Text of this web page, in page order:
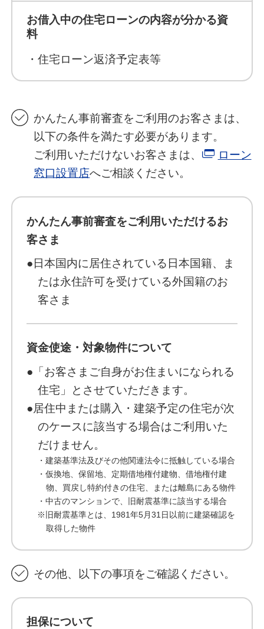
お借入中の住宅ローンの内容が分かる資
料
・住宅ローン返済予定表等
かんたん事前審査をご利用のお客さまは、
以下の条件を満たす必要があります。
ご利用いただけないお客さまは、
ローン
窓口設置店へご相談ください。
かんたん事前審査をご利用いただけるお
客さま
●日本国内に居住されている日本国籍、ま
たは永住許可を受けている外国籍のお
客さま
資金使途・対象物件について
●「お客さまご自身がお住まいになられる
住宅」とさせていただきます。
●居住中または購入・建築予定の住宅が次
のケースに該当する場合はご利用いた
だけません。
・建築基準法及びその他関連法令に抵触している場合
・仮換地、保留地、定期借地権付建物、借地権付建
物、買戻し特約付きの住宅、または離島にある物件
・中古のマンションで、旧耐震基準に該当する場合
※旧耐震基準とは、1981年5月31日以前に建築確認を
取得した物件
その他、以下の事項をご確認ください。
担保について